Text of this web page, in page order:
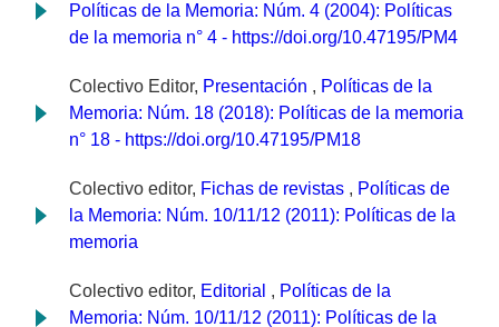
Políticas de la Memoria: Núm. 4 (2004): Políticas
de la memoria n° 4 - https://doi.org/10.47195/PM4
Colectivo Editor, Presentación , Políticas de la
Memoria: Núm. 18 (2018): Políticas de la memoria
n° 18 - https://doi.org/10.47195/PM18
Colectivo editor, Fichas de revistas , Políticas de
la Memoria: Núm. 10/11/12 (2011): Políticas de la
memoria
Colectivo editor, Editorial , Políticas de la
Memoria: Núm. 10/11/12 (2011): Políticas de la